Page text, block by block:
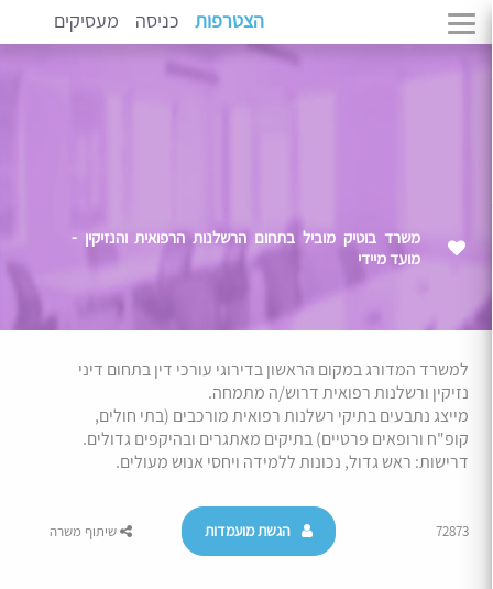
הצטרפות כניסה מעסיקים
משרד בוטיק מוביל בתחום הרשלנות הרפואית והנזיקין -
מועד מיידי
למשרד המדורג במקום הראשון בדירוגי עורכי דין בתחום דיני
נזיקין ורשלנות רפואית דרוש/ה מתמחה.
מייצג נתבעים בתיקי רשלנות רפואית מורכבים (בתי חולים,
קופ"ח ורופאים פרטיים) בתיקים מאתגרים ובהיקפים גדולים.
דרישות: ראש גדול, נכונות ללמידה ויחסי אנוש מעולים.
72873 הגשת מועמדות שיתוף משרה